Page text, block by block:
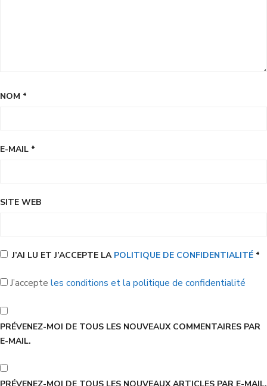
NOM *
E-MAIL *
SITE WEB
J’AI LU ET J’ACCEPTE LA POLITIQUE DE CONFIDENTIALITÉ *
J’accepte les conditions et la politique de confidentialité
PRÉVENEZ-MOI DE TOUS LES NOUVEAUX COMMENTAIRES PAR
E-MAIL.